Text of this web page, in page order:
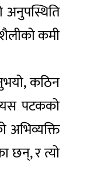
कमी
कठिन
यस पटकको
अभिव्यक्ति
छन्, र त्यो